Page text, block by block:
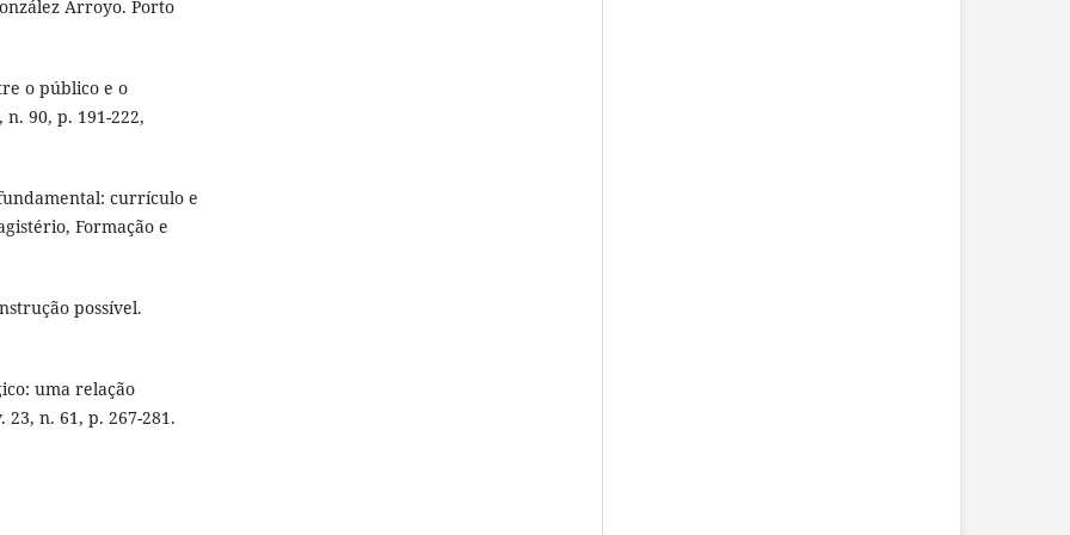
Arroyo. Porto
o público e o
90, p. 191-222,
fundamental: currículo e
Formação e
possível.
uma relação
n. 61, p. 267-281.